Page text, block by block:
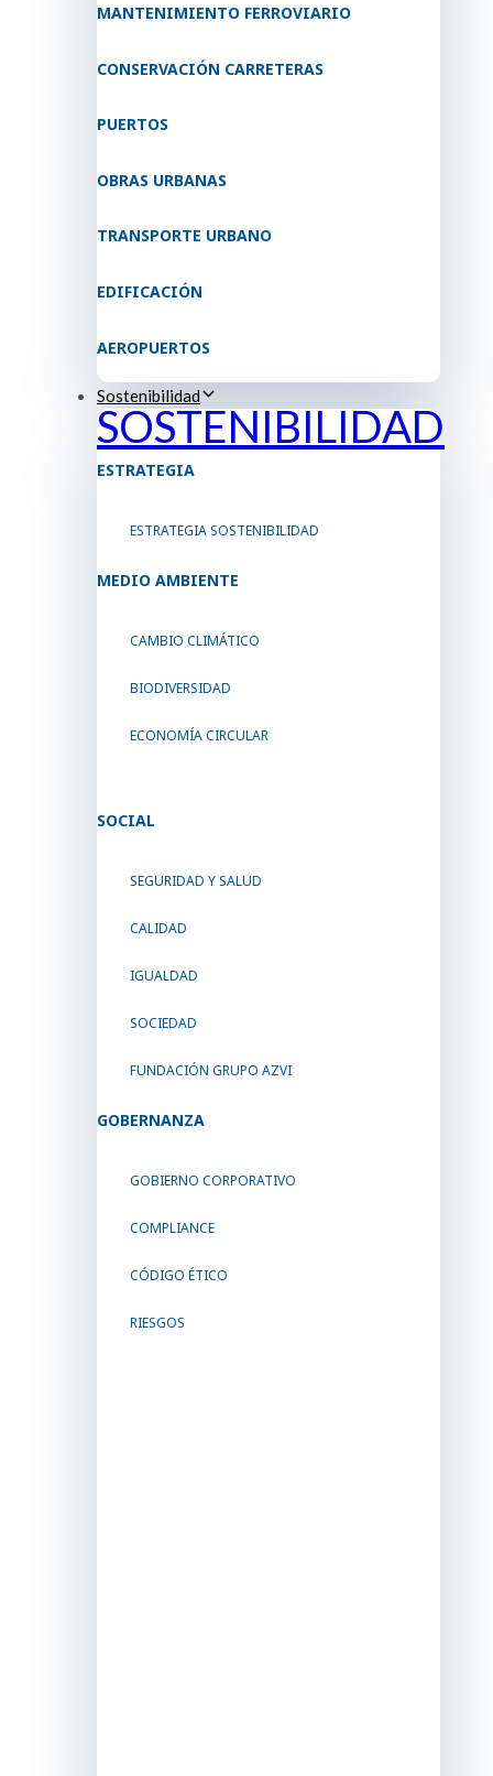
MANTENIMIENTO FERROVIARIO
CONSERVACIÓN CARRETERAS
PUERTOS
OBRAS URBANAS
TRANSPORTE URBANO
EDIFICACIÓN
AEROPUERTOS
Sostenibilidad
SOSTENIBILIDAD
ESTRATEGIA
ESTRATEGIA SOSTENIBILIDAD
MEDIO AMBIENTE
CAMBIO CLIMÁTICO
BIODIVERSIDAD
ECONOMÍA CIRCULAR
SOCIAL
SEGURIDAD Y SALUD
CALIDAD
IGUALDAD
SOCIEDAD
FUNDACIÓN GRUPO AZVI
GOBERNANZA
GOBIERNO CORPORATIVO
COMPLIANCE
CÓDIGO ÉTICO
RIESGOS